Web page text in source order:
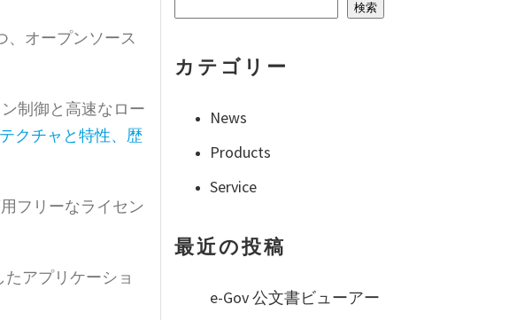
、オープンソース
制御と高速なロー
クチャと特性、歴
フリーなライセン
アプリケーショ
検索
カテゴリー
News
Products
Service
最近の投稿
e-Gov 公文書ビューアー